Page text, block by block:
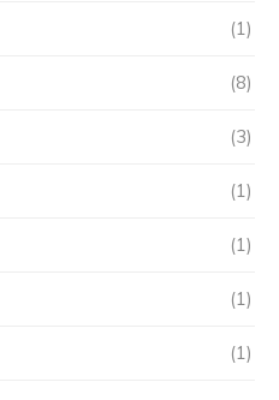
(1)
(8)
(3)
(1)
(1)
(1)
(1)